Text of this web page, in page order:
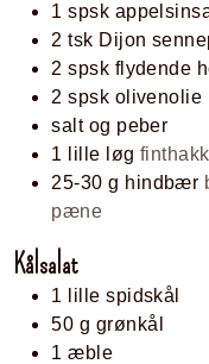
1 spsk
2 tsk Dijon
2 spsk flydende
2 spsk olivenolie
salt og peber
1
lille løg
25-30 g hindbær
pæne
Kålsalat
1 lille spidskål
50 g grønkål
1 æble